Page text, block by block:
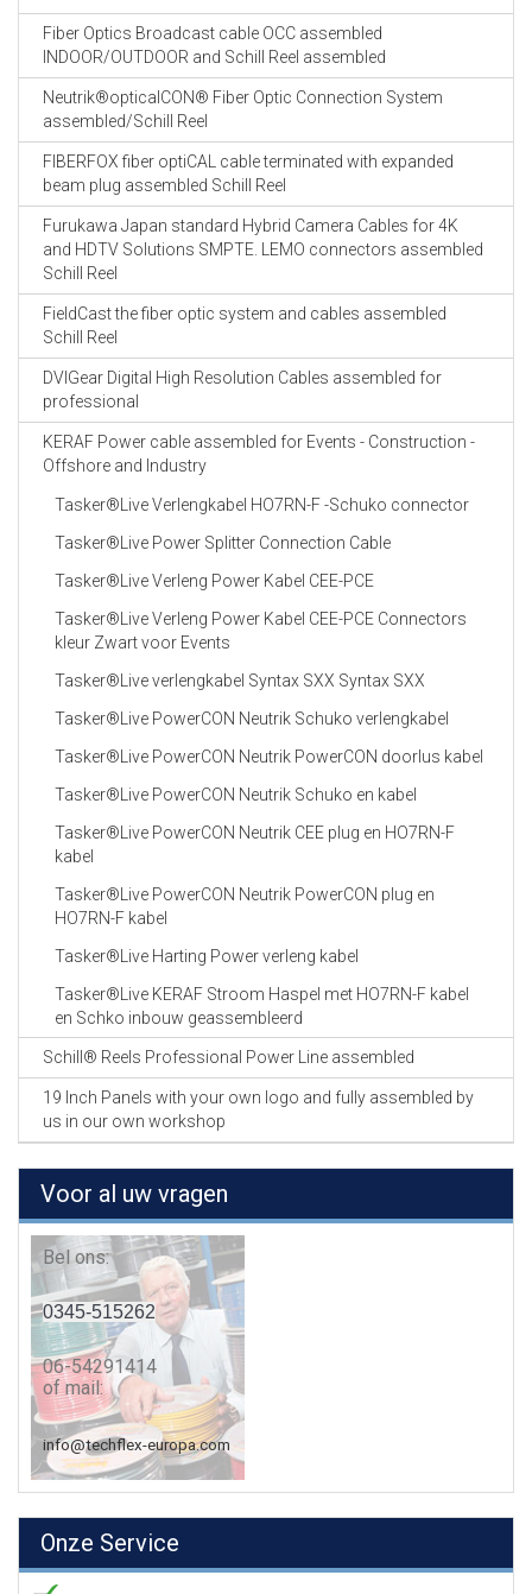
Fiber Optics Broadcast cable OCC assembled
INDOOR/OUTDOOR and Schill Reel assembled
Neutrik®opticalCON® Fiber Optic Connection System
assembled/Schill Reel
FIBERFOX fiber optiCAL cable terminated with expanded
beam plug assembled Schill Reel
Furukawa Japan standard Hybrid Camera Cables for 4K
and HDTV Solutions SMPTE. LEMO connectors assembled
Schill Reel
FieldCast the fiber optic system and cables assembled
Schill Reel
DVIGear Digital High Resolution Cables assembled for
professional
KERAF Power cable assembled for Events - Construction -
Offshore and Industry
Tasker®Live Verlengkabel HO7RN-F -Schuko connector
Tasker®Live Power Splitter Connection Cable
Tasker®Live Verleng Power Kabel CEE-PCE
Tasker®Live Verleng Power Kabel CEE-PCE Connectors
kleur Zwart voor Events
Tasker®Live verlengkabel Syntax SXX Syntax SXX
Tasker®Live PowerCON Neutrik Schuko verlengkabel
Tasker®Live PowerCON Neutrik PowerCON doorlus kabel
Tasker®Live PowerCON Neutrik Schuko en kabel
Tasker®Live PowerCON Neutrik CEE plug en HO7RN-F
kabel
Tasker®Live PowerCON Neutrik PowerCON plug en
HO7RN-F kabel
Tasker®Live Harting Power verleng kabel
Tasker®Live KERAF Stroom Haspel met HO7RN-F kabel
en Schko inbouw geassembleerd
Schill® Reels Professional Power Line assembled
19 Inch Panels with your own logo and fully assembled by
us in our own workshop
Voor al uw vragen
Bel ons:
0345-515262
06-54291414
of mail:
info@techflex-europa.com
Onze Service